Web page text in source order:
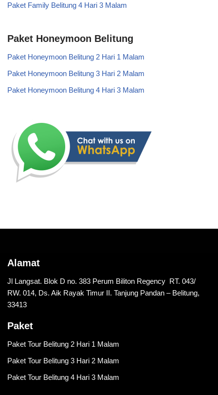
Paket Family Belitung 4 Hari 3 Malam
Paket Honeymoon Belitung
Paket Honeymoon Belitung 2 Hari 1 Malam
Paket Honeymoon Belitung 3 Hari 2 Malam
Paket Honeymoon Belitung 4 Hari 3 Malam
Alamat
Jl Langsat. Blok D no. 383 Perum Biliton Regency RT. 043/
RW. 014, Ds. Aik Rayak Timur II. Tanjung Pandan – Belitung,
33413
Paket
Paket Tour Belitung 2 Hari 1 Malam
Paket Tour Belitung 3 Hari 2 Malam
Paket Tour Belitung 4 Hari 3 Malam